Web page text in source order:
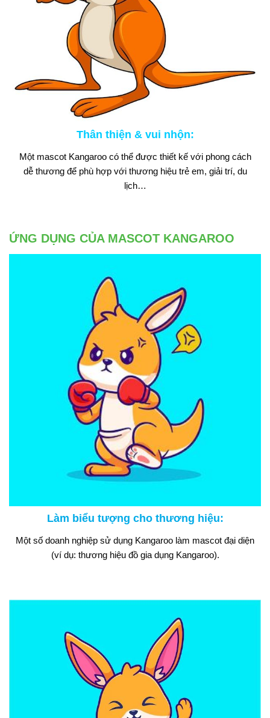
Thân thiện & vui nhộn:
Một mascot Kangaroo có thể được thiết kế với phong cách
dễ thương để phù hợp với thương hiệu trẻ em, giải trí, du
lịch…
ỨNG DỤNG CỦA MASCOT KANGAROO
Làm biểu tượng cho thương hiệu:
Một số doanh nghiệp sử dụng Kangaroo làm mascot đại diện
(ví dụ: thương hiệu đồ gia dụng Kangaroo).